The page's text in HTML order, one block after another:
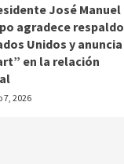
José Manuel
agradece respaldo
Unidos y anuncia
en la relación
7, 2026